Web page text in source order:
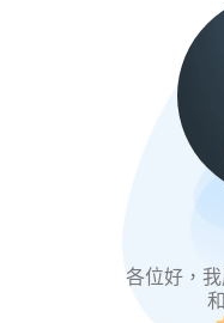
各位好，